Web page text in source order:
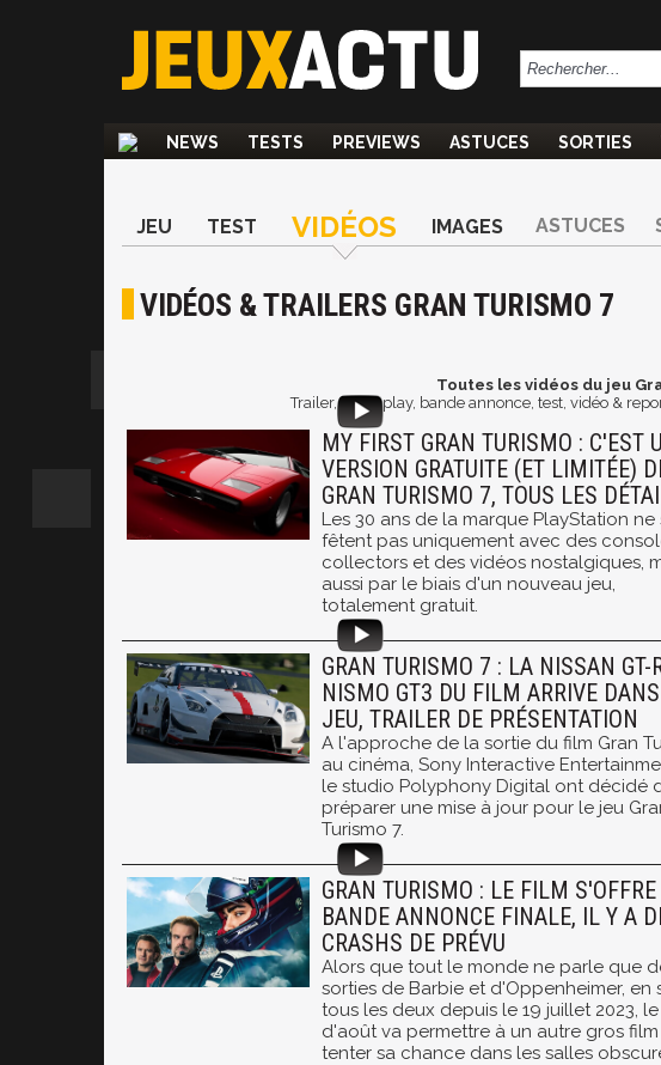
NEWS TESTS PREVIEWS ASTUCES SORTIES
JEU TEST VIDÉOS IMAGES ASTUCES
VIDÉOS & TRAILERS GRAN TURISMO 7
Toutes les vidéos du jeu
Trailer, gameplay, bande annonce, test, vidéo &
MY FIRST GRAN TURISMO : C'EST
VERSION GRATUITE (ET LIMITÉE)
GRAN TURISMO 7, TOUS LES
Les 30 ans de la marque PlayStation ne
fêtent pas uniquement avec des
collectors et des vidéos nostalgiques,
aussi par le biais d'un nouveau jeu,
totalement gratuit.
GRAN TURISMO 7 : LA NISSAN GT-
NISMO GT3 DU FILM ARRIVE
JEU, TRAILER DE PRÉSENTATION
A l'approche de la sortie du film Gran
au cinéma, Sony Interactive
le studio Polyphony Digital ont décidé
préparer une mise à jour pour le jeu
Turismo 7.
GRAN TURISMO : LE FILM
BANDE ANNONCE FINALE, IL Y A
CRASHS DE PRÉVU
Alors que tout le monde ne parle que
sorties de Barbie et d'Oppenheimer, en
tous les deux depuis le 19 juillet 2023,
d'août va permettre à un autre gros
tenter sa chance dans les salles